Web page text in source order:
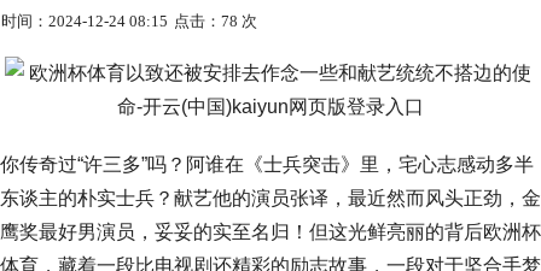
时间：2024-12-24 08:15 点击：78 次
你传奇过“许三多”吗？阿谁在《士兵突击》里，宅心志感动多半
东谈主的朴实士兵？献艺他的演员张译，最近然而风头正劲，金
鹰奖最好男演员，妥妥的实至名归！但这光鲜亮丽的背后欧洲杯
体育，藏着一段比电视剧还精彩的励志故事，一段对于坚合手梦